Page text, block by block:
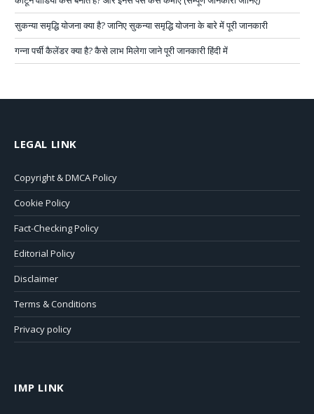
सुकन्या समृद्धि योजना क्या है? जानिए सुकन्या समृद्धि योजना के बारे में पूरी जानकारी
गन्ना पर्ची कैलेंडर क्या है? कैसे लाभ मिलेगा जाने पूरी जानकारी हिंदी में
LEGAL LINK
Copyright & DMCA Policy
Cookie Policy
Fact-Checking Policy
Editorial Policy
Disclaimer
Terms & Conditions
Privacy policy
IMP LINK